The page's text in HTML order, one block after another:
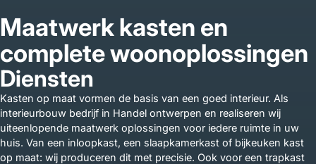
Maatwerk kasten en
complete woonoplossingen
Diensten
Kasten op maat vormen de basis van een goed interieur. Als
interieurbouw bedrijf in Handel ontwerpen en realiseren wij
uiteenlopende maatwerk oplossingen voor iedere ruimte in uw
huis. Van een inloopkast, een slaapkamerkast of bijkeuken kast
op maat: wij produceren dit met precisie. Ook voor een trapkast